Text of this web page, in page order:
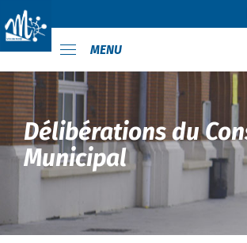
MENU
Délibérations du
Municipal